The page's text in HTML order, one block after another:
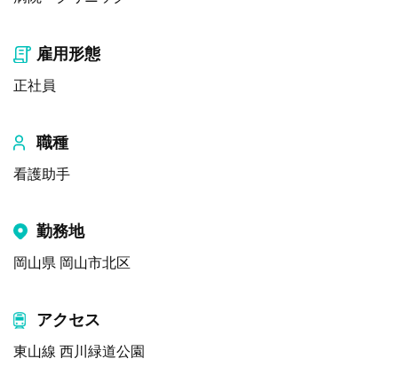
雇用形態
正社員
職種
看護助手
勤務地
岡山県 岡山市北区
アクセス
東山線 西川緑道公園